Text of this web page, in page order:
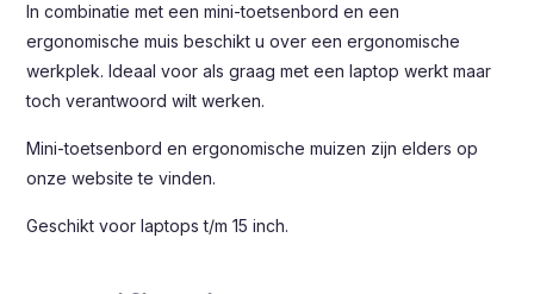
In combinatie met een mini-toetsenbord en een
ergonomische muis beschikt u over een ergonomische
werkplek. Ideaal voor als graag met een laptop werkt maar
toch verantwoord wilt werken.
Mini-toetsenbord en ergonomische muizen zijn elders op
onze website te vinden.
Geschikt voor laptops t/m 15 inch.